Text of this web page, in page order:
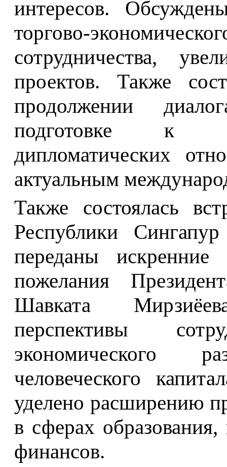
интересов.
торгово-
сотрудничества,
проектов. Также
продолжении
подготовке к
дипломатических
актуальным
Также состоялась
Республики
переданы
пожелания
Шавката
перспективы
экономического
человеческого
уделено расширению
в сферах
финансов.